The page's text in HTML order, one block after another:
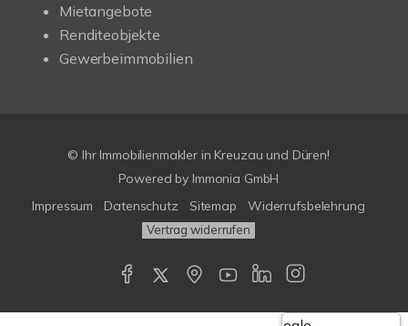
Mietangebote
Renditeobjekte
Gewerbeimmobilien
© Ihr Immobilienmakler in Kreuzau und Düren!
Powered by Immonia GmbH
Impressum
Datenschutz Sitemap Widerrufsbelehrung
Vertrag widerrufen